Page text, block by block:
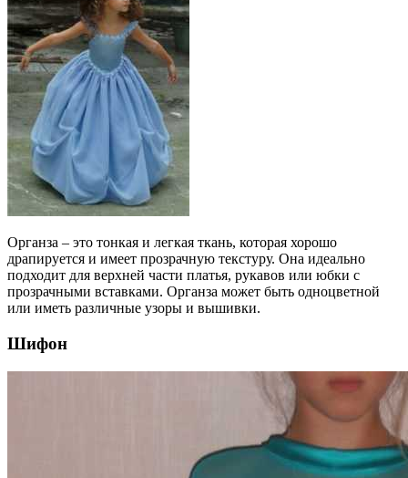
Органза – это тонкая и легкая ткань, которая хорошо
драпируется и имеет прозрачную текстуру. Она идеально
подходит для верхней части платья, рукавов или юбки с
прозрачными вставками. Органза может быть одноцветной
или иметь различные узоры и вышивки.
Шифон